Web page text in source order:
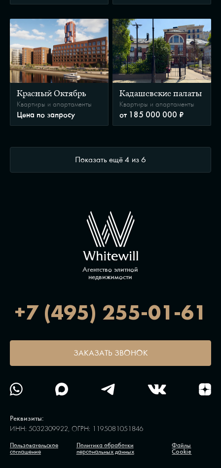
Красный Октябрь
Квартиры и апартаменты
Цена по запросу
Кадашевские палаты
Квартиры и апартаменты
от 185 000 000 ₽
Показать ещё4 из6
Агентство элитной
недвижимости
+7 (495) 255-01-61
ЗАКАЗАТЬ ЗВОНОК
Реквизиты:
ИНН: 5032309922, ОГРН: 1195081051846
Пользовательское
соглашение
Политика обработки
персональных данных
Файлы
Cookie